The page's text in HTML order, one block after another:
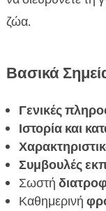
και Μέθοδοι

Ποιμενικούς
 Συχνές
 Σωματική
Ασφάλεια
 Έγκαιρη
ζώα.
Βασικά
Γενικές
Ιστορία και
Συμβουλές
Σωστή
Καθημερινή